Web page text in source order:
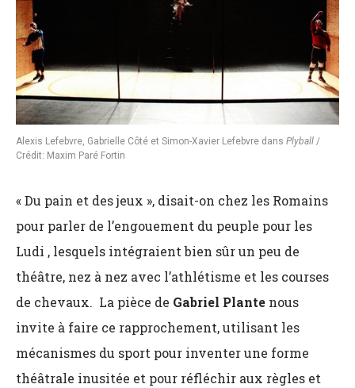
Alexis Lefebvre, Gabrielle Côté et Simon-Xavier Lefebvre dans Plyball /
Crédit: Maxim Paré Fortin
« Du pain et des jeux », disait-on chez les Romains
pour parler de l’engouement du peuple pour les
Ludi , lesquels intégraient bien sûr un peu de
théâtre, nez à nez avec l’athlétisme et les courses
de chevaux. La pièce de Gabriel Plante nous
invite à faire ce rapprochement, utilisant les
mécanismes du sport pour inventer une forme
théâtrale inusitée et pour réfléchir aux règles et